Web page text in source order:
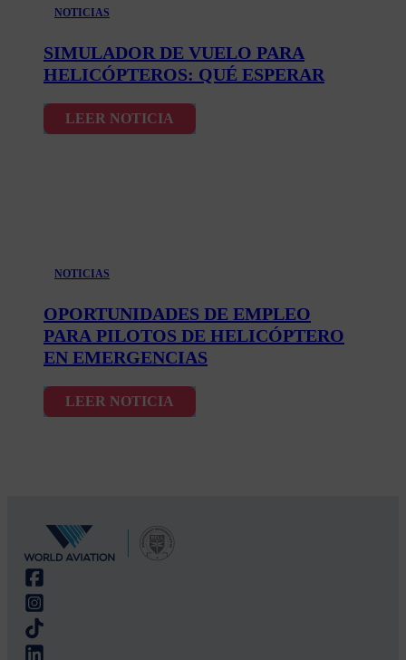
NOTICIAS
SIMULADOR DE VUELO PARA
HELICÓPTEROS: QUÉ ESPERAR
LEER NOTICIA
NOTICIAS
OPORTUNIDADES DE EMPLEO
PARA PILOTOS DE HELICÓPTERO
EN EMERGENCIAS
LEER NOTICIA